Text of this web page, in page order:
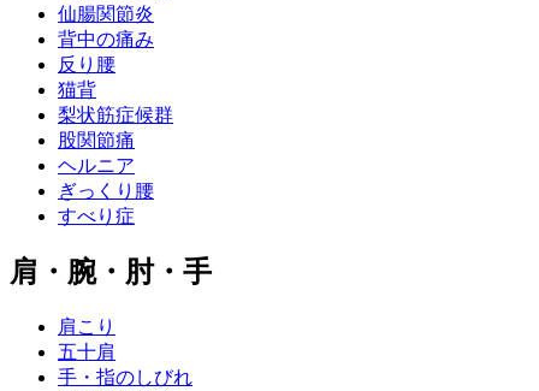
仙腸関節炎
背中の痛み
反り腰
猫背
梨状筋症候群
股関節痛
ヘルニア
ぎっくり腰
すべり症
肩・腕・肘・手
肩こり
五十肩
手・指のしびれ